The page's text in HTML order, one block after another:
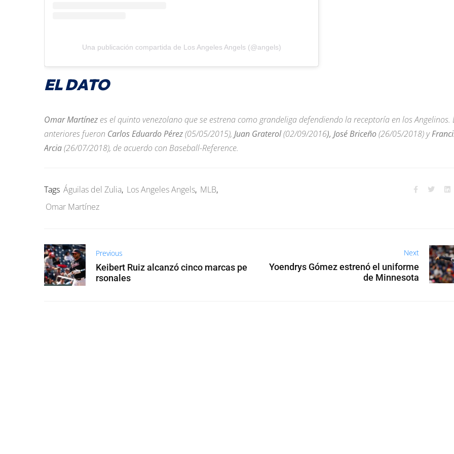
Una publicación compartida de Los Angeles Angels (@angels)
EL DATO
Omar Martínez es el quinto venezolano que se estrena como grandeliga defendiendo la receptoría en los Angelinos.
anteriores fueron Carlos Eduardo Pérez(05/05/2015), Juan Graterol(02/09/2016), José Briceño(26/05/2018) y
Arcia(26/07/2018), de acuerdo con Baseball-Reference.
Tags Águilas del Zulia, Los Angeles Angels, MLB,
Omar Martínez
Previous
Keibert Ruiz alcanzó cinco marcas pe
rsonales
Next
Yoendrys Gómez estrenó el uniforme
de Minnesota